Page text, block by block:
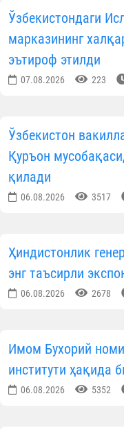
Ўзбекистондаги
марказининг
эътироф этилди
07.08.2026 223
Ўзбекистон
Қуръон
қилади
06.08.2026 3517
Ҳиндистонлик
энг таъсирли
06.08.2026 2678
Имом Бухорий
институти ҳақида
06.08.2026 5352